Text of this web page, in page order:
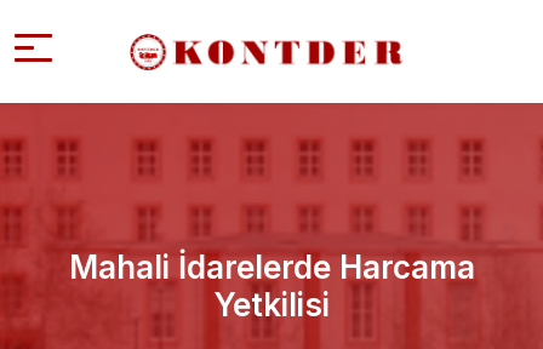
Mahali İdarelerde Harcama
Yetkilisi